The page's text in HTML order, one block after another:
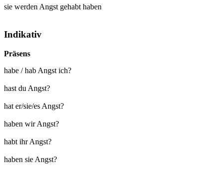
sie werden Angst gehabt haben
Indikativ
Präsens
habe / hab Angst ich?
hast du Angst?
hat er/sie/es Angst?
haben wir Angst?
habt ihr Angst?
haben sie Angst?